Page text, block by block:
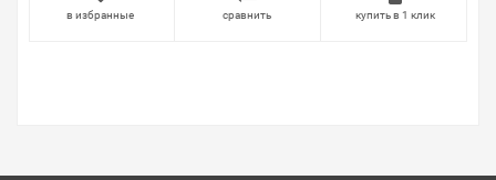
в избранные сравнить купить в 1 клик